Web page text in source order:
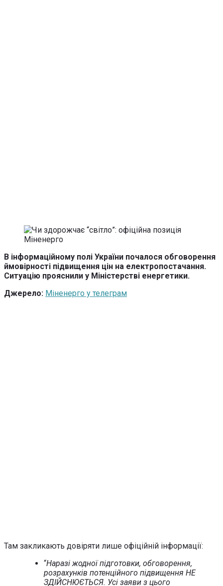
В інформаційному полі України почалося обговорення
ймовірності підвищення цін на електропостачання.
Ситуацію прояснили у Міністерстві енергетики.
Джерело: Міненерго у телеграм
Там закликають довіряти лише офіційній інформації:
“Наразі жодної підготовки, обговорення,
розрахунків потенційного підвищення НЕ
ЗДІЙСНЮЄТЬСЯ. Усі заяви з цього